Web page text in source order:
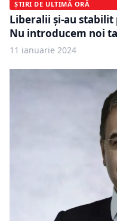
ȘTIRI DE ULTIMĂ ORĂ
Liberalii și-au
Nu introducem noi
11 ianuarie 2024